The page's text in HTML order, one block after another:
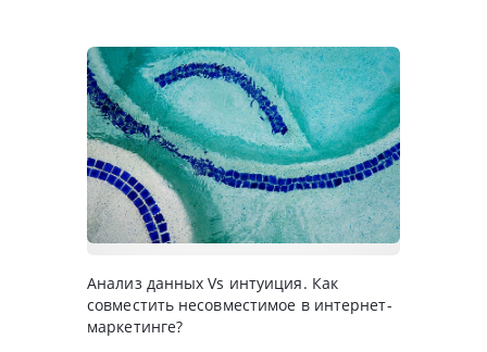
Анализ данных Vs интуиция. Как
совместить несовместимое в интернет-
маркетинге?